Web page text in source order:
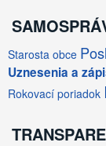
Starosta obce
Uznesenia a
Rokovací poriadok